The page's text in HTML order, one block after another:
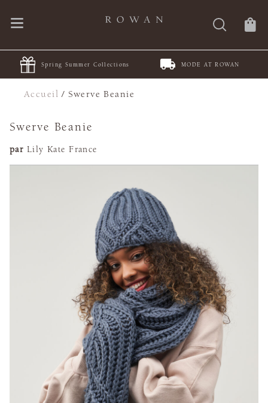
Spring Summer Collections MODE AT ROWAN
Accueil /Swerve Beanie
Swerve Beanie
par Lily Kate France